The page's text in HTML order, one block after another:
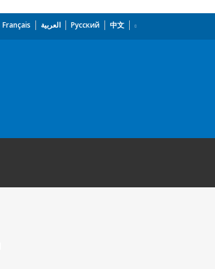
Français العربية Русский 中文